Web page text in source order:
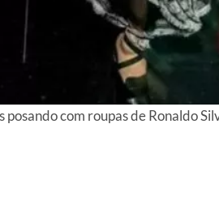
posando com roupas de Ronaldo